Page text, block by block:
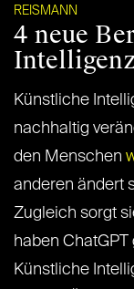
REISMANN
4 neue
Künstliche
nachhaltig
den Menschen
anderen ändert
Zugleich sorgt
haben
Künstliche